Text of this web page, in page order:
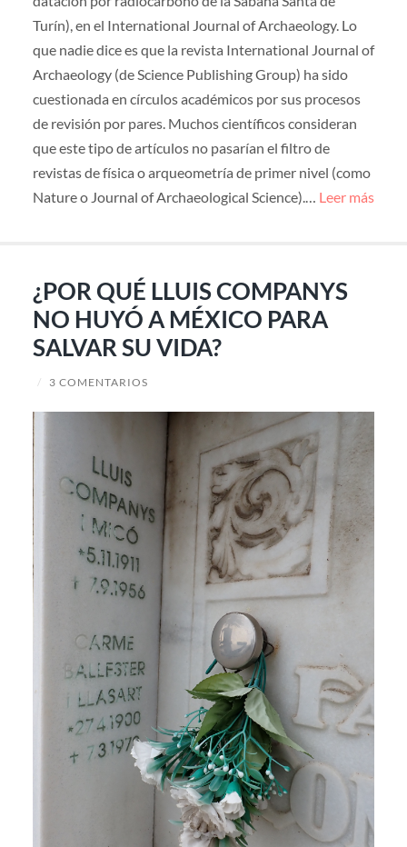
Turín), en el International Journal of Archaeology. Lo
que nadie dice es que la revista International Journal of
Archaeology (de Science Publishing Group) ha sido
cuestionada en círculos académicos por sus procesos
de revisión por pares. Muchos científicos consideran
que este tipo de artículos no pasarían el filtro de
revistas de física o arqueometría de primer nivel (como
Nature o Journal of Archaeological Science).… Leer más
¿POR QUÉ LLUIS COMPANYS
NO HUYÓ A MÉXICO PARA
SALVAR SU VIDA?
/ 3 COMENTARIOS